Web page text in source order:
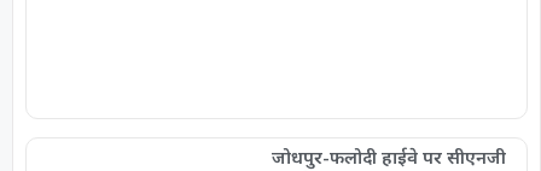
जोधपुर-फलोदी हाईवे पर सीएनजी